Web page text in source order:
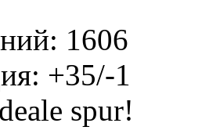
1606
+35/-1
spur!